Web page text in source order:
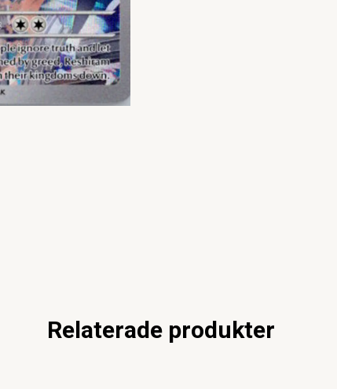
Relaterade produkter